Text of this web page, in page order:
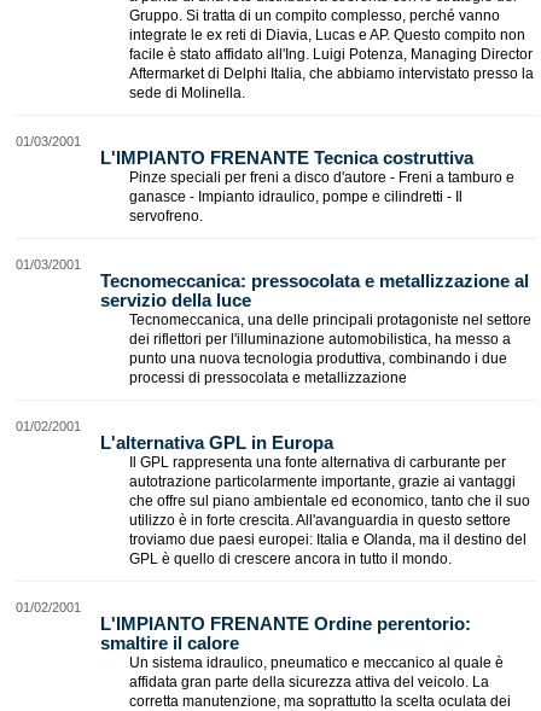
Gruppo. Si tratta di un compito complesso, perché vanno
integrate le ex reti di Diavia, Lucas e AP. Questo compito non
facile è stato affidato all'Ing. Luigi Potenza, Managing Director
Aftermarket di Delphi Italia, che abbiamo intervistato presso la
sede di Molinella.
01/03/2001
L'IMPIANTO FRENANTE Tecnica costruttiva
Pinze speciali per freni a disco d'autore - Freni a tamburo e
ganasce - Impianto idraulico, pompe e cilindretti - Il
servofreno.
01/03/2001
Tecnomeccanica: pressocolata e metallizzazione al
servizio della luce
Tecnomeccanica, una delle principali protagoniste nel settore
dei riflettori per l'illuminazione automobilistica, ha messo a
punto una nuova tecnologia produttiva, combinando i due
processi di pressocolata e metallizzazione
01/02/2001
L'alternativa GPL in Europa
Il GPL rappresenta una fonte alternativa di carburante per
autotrazione particolarmente importante, grazie ai vantaggi
che offre sul piano ambientale ed economico, tanto che il suo
utilizzo è in forte crescita. All'avanguardia in questo settore
troviamo due paesi europei: Italia e Olanda, ma il destino del
GPL è quello di crescere ancora in tutto il mondo.
01/02/2001
L'IMPIANTO FRENANTE Ordine perentorio:
smaltire il calore
Un sistema idraulico, pneumatico e meccanico al quale è
affidata gran parte della sicurezza attiva del veicolo. La
corretta manutenzione, ma soprattutto la scelta oculata dei